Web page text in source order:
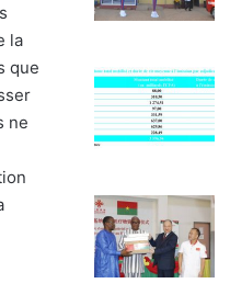
la
que
ne